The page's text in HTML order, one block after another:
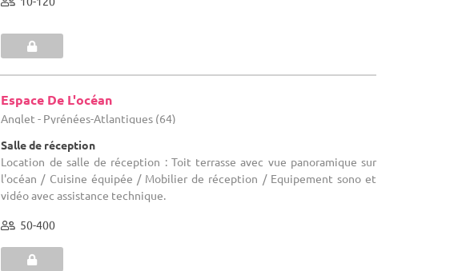
Espace De L'océan
Anglet - Pyrénées-Atlantiques (64)
Salle de réception
Location de salle de réception : Toit terrasse avec vue panoramique sur
l'océan / Cuisine équipée / Mobilier de réception / Equipement sono et
vidéo avec assistance technique.
50-400